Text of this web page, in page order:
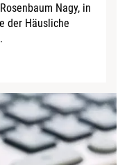
Nagy, in
der Häusliche